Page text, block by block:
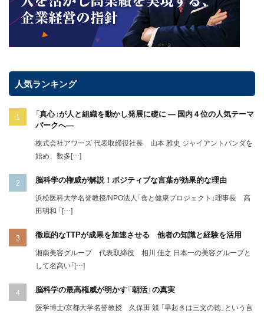
人気ランキング
「真心」が人と組織を動かし発展に礎に ― 国内４位の人気テーマ
パークへ―
株式会社アワーズ 代表取締役社長 山本 雅史 ジャイアントパンダを
始め、数多[…]
脳科学の権威が解説！ポジティブな言葉が効果的な理由
浜松医科大学名誉教授/NPO法人「食と健康プロジェクト」理事長 高
田明和 「[…]
徹底的なTTPが成果を加速させる 他者の知識と経験を活用
湘南美容グループ 代表取締役 相川 佳之 日本一の美容グループと
して名高い「[…]
脳科学の最高権威が明かす『朝活』の真実
医学博士/京都大学名誉教授 久保田 競 「早起きは三文の徳」という言